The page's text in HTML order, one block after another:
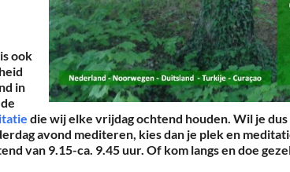
ook
in
die wij elke vrijdag ochtend houden. Wil je
avond mediteren, kies dan je plek en
van 9.15-ca. 9.45 uur. Of kom langs en doe